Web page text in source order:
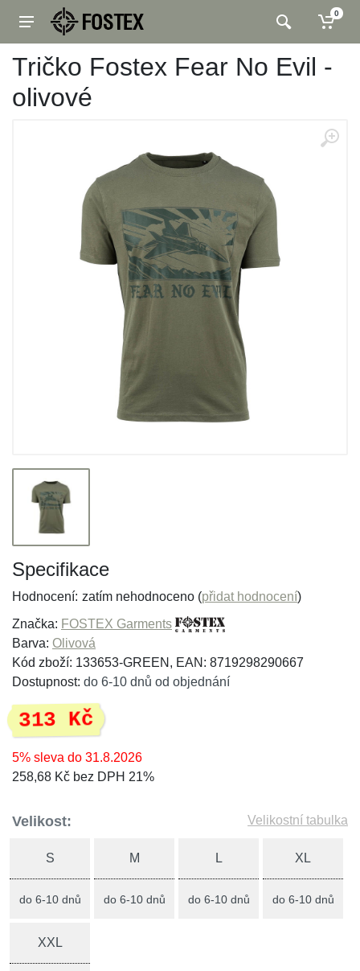
0
Tričko Fostex Fear No Evil -
olivové
Specifikace
Hodnocení: zatím nehodnoceno (přidat hodnocení)
Značka: FOSTEX Garments
Barva: Olivová
Kód zboží: 133653-GREEN, EAN: 8719298290667
Dostupnost: do 6-10 dnů od objednání
313 Kč
5% sleva do 31.8.2026
258,68 Kč bez DPH 21%
Velikost: Velikostní tabulka
S
do 6-10 dnů
M
do 6-10 dnů
L
do 6-10 dnů
XL
do 6-10 dnů
XXL